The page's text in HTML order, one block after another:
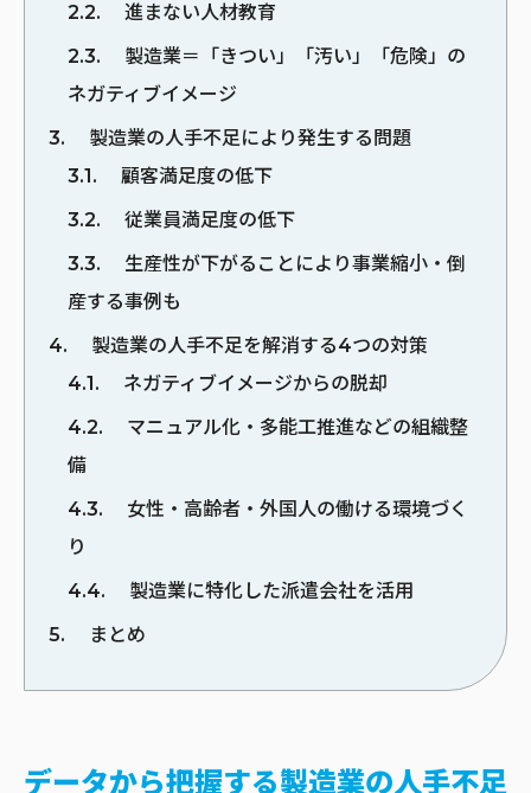
2.2
進まない人材教育
2.3
製造業＝「きつい」「汚い」「危険」の
ネガティブイメージ
3
製造業の人手不足により発生する問題
3.1
顧客満足度の低下
3.2
従業員満足度の低下
3.3
生産性が下がることにより事業縮小・倒
産する事例も
4
製造業の人手不足を解消する4つの対策
4.1
ネガティブイメージからの脱却
4.2
マニュアル化・多能工推進などの組織整
備
4.3
女性・高齢者・外国人の働ける環境づく
り
4.4
製造業に特化した派遣会社を活用
5
まとめ
データから把握する製造業の人手不足